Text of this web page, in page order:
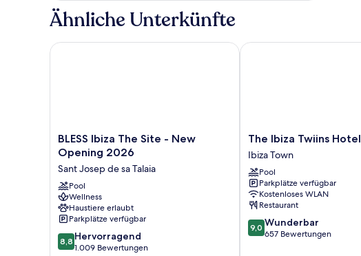
(2
Adults
children)
Ähnliche Unterkünfte
BLESS
Ibiza
The
Site
-
New
Opening
2026
Sant
Josep
BLESS Ibiza The Site - New
Opening 2026
Sant Josep de sa Talaia
Pool
Wellness
Haustiere erlaubt
Parkplätze verfügbar
8.8
von
8,8 Hervorragend
1.009 Bewertungen
BLESS Ibiza The Site - New Opening 2026
The
Ibiza
Twiins
Hotel
Ibiza
Town
The Ibiza Twiins Hotel
Ibiza Town
Pool
Parkplätze verfügbar
Kostenloses WLAN
Restaurant
9.0
von
9,0 Wunderbar
657 Bewertungen
The Ibiza Twiins Hotel